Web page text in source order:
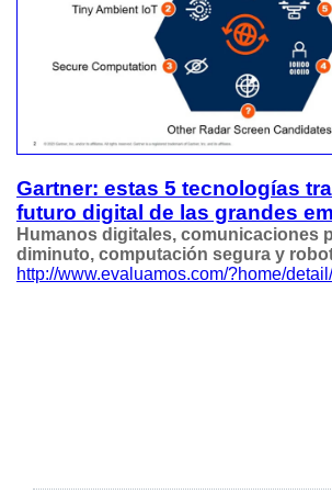
Gartner: estas 5 tecnologías
futuro digital de las grandes
Humanos digitales, comunicaciones
diminuto, computación segura y
http://www.evaluamos.com/?home/